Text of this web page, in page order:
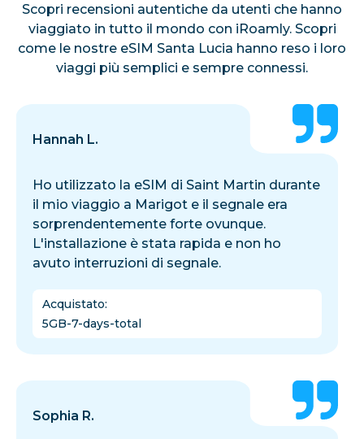
Scopri recensioni autentiche da utenti che hanno
viaggiato in tutto il mondo con iRoamly. Scopri
come le nostre eSIM Santa Lucia hanno reso i loro
viaggi più semplici e sempre connessi.
Hannah L.
Ho utilizzato la eSIM di Saint Martin durante
il mio viaggio a Marigot e il segnale era
sorprendentemente forte ovunque.
L'installazione è stata rapida e non ho
avuto interruzioni di segnale.
Acquistato:
5GB-7-days-total
Sophia R.